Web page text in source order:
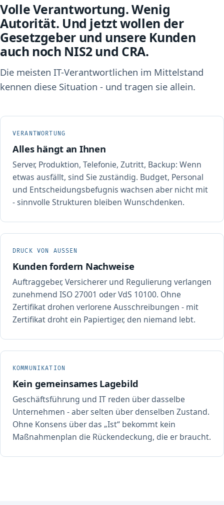
Volle Verantwortung. Wenig
Autorität. Und jetzt wollen der
Gesetzgeber und unsere Kunden
auch noch NIS2 und CRA.
Die meisten IT-Verantwortlichen im Mittelstand
kennen diese Situation - und tragen sie allein.
VERANTWORTUNG
Alles hängt an Ihnen
Server, Produktion, Telefonie, Zutritt, Backup: Wenn
etwas ausfällt, sind Sie zuständig. Budget, Personal
und Entscheidungs­befugnis wachsen aber nicht mit
- sinnvolle Strukturen bleiben Wunschdenken.
DRUCK VON AUSSEN
Kunden fordern Nachweise
Auftraggeber, Versicherer und Regulierung verlangen
zunehmend ISO 27001 oder VdS 10100. Ohne
Zertifikat drohen verlorene Ausschreibungen - mit
Zertifikat droht ein Papiertiger, den niemand lebt.
KOMMUNIKATION
Kein gemeinsames Lagebild
Geschäftsführung und IT reden über dasselbe
Unternehmen - aber selten über denselben Zustand.
Ohne Konsens über das „Ist“ bekommt kein
Maßnahmenplan die Rückendeckung, die er braucht.